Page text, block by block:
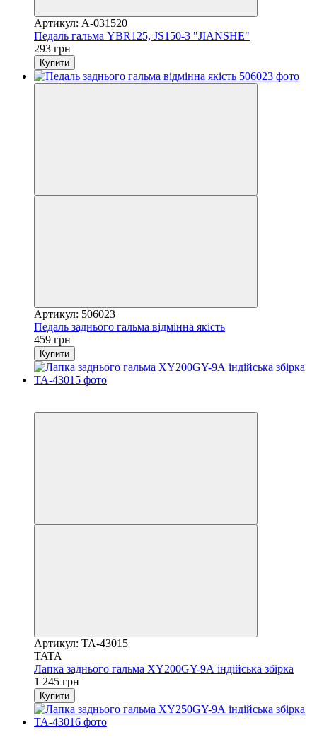
Артикул: A-031520
Педаль гальма YBR125, JS150-3 "JIANSHE"
293 грн
Купити
Артикул: 506023
Педаль заднього гальма відмінна якість
459 грн
Купити
Артикул: TA-43015
TATA
Лапка заднього гальма XY200GY-9А індійська збірка
1 245 грн
Купити